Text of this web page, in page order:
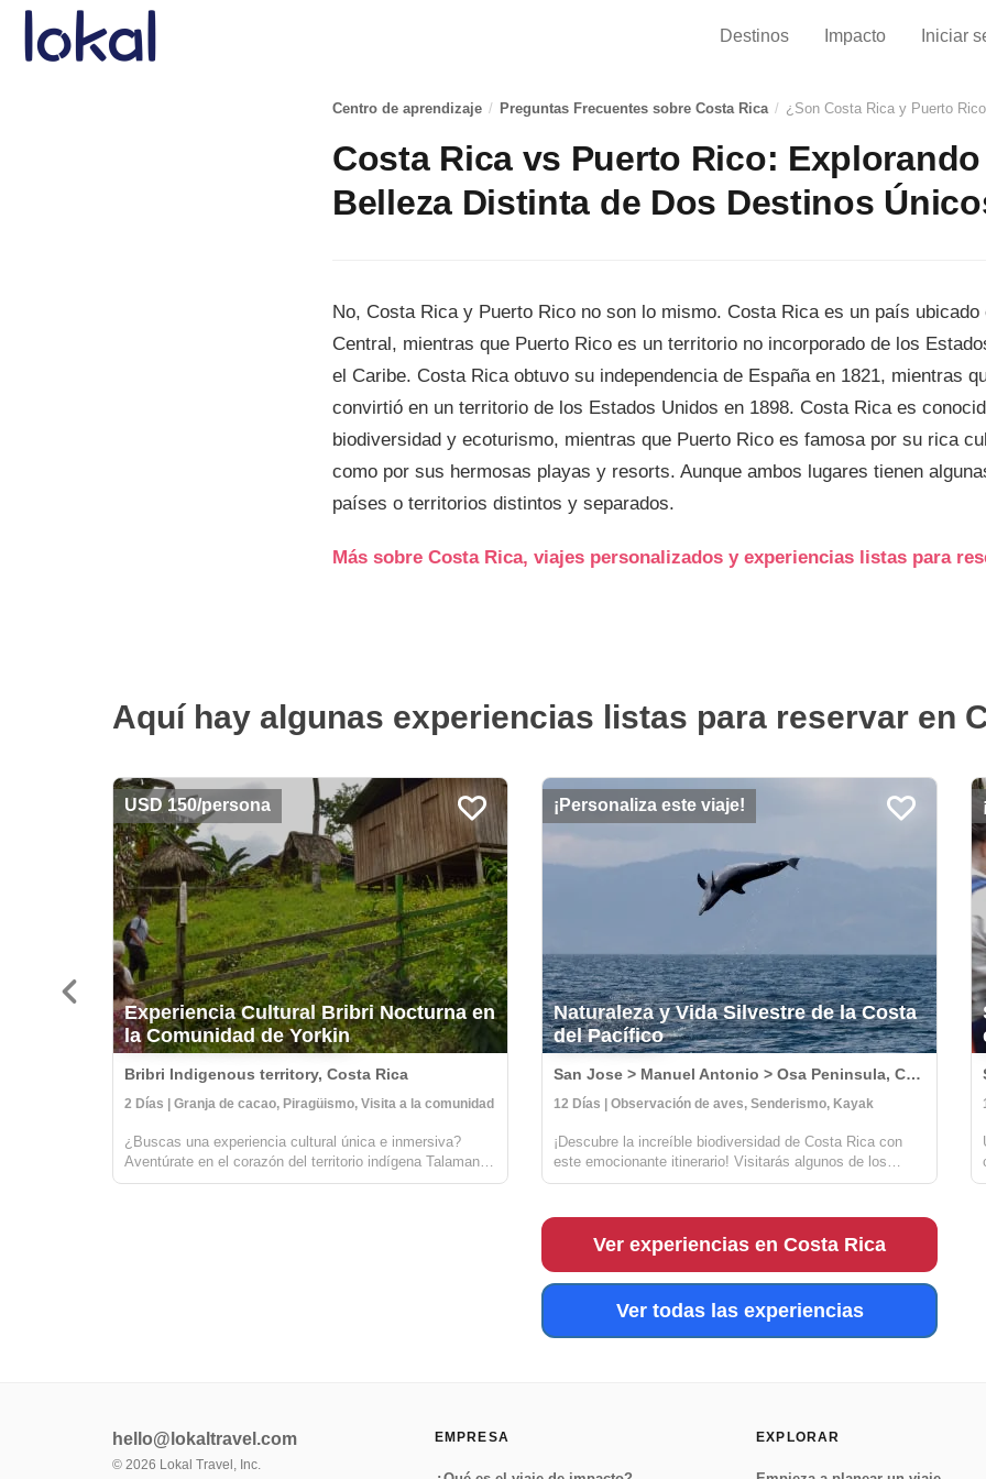
Skip to main content
Destinos
Impacto Iniciar
Centro de aprendizaje / Preguntas Frecuentes sobre Costa Rica / ¿Son Costa Rica y Puerto
Costa Rica vs Puerto Rico:
Belleza Distinta de Dos Destinos
No, Costa Rica y Puerto Rico no son lo mismo. Costa Rica es un país ubicado
Central, mientras que Puerto Rico es un territorio no incorporado de los
el Caribe. Costa Rica obtuvo su independencia de España en 1821, mientras
convirtió en un territorio de los Estados Unidos en 1898. Costa Rica es
biodiversidad y ecoturismo, mientras que Puerto Rico es famosa por su rica
como por sus hermosas playas y resorts. Aunque ambos lugares tienen
países o territorios distintos y separados.
Más sobre Costa Rica, viajes personalizados y experiencias listas para
Aquí hay algunas experiencias listas para reservar en
USD 150/persona
Experiencia Cultural Bribri Nocturna en
la Comunidad de Yorkin
Bribri Indigenous territory, Costa Rica
2 Días | Granja de cacao, Piragüismo, Visita a la comunidad
¿Buscas una experiencia cultural única e inmersiva?
Aventúrate en el corazón del territorio indígena Talamanca
en la parte alta del río Yorkin. Saliendo del pueblo de
¡Personaliza este viaje!
Naturaleza y Vida Silvestre de la Costa
del Pacífico
San Jose > Manuel Antonio > Osa Peninsula, Costa Rica
12 Días | Observación de aves, Senderismo, Kayak
¡Descubre la increíble biodiversidad de Costa Rica con
este emocionante itinerario! Visitarás algunos de los
parques nacionales más salvajes y hermosos del país,
Carara, tendrás la oportunidad de a...
Ver experiencias en Costa Rica
Ver todas las experiencias
hello@lokaltravel.com
© 2026 Lokal Travel, Inc.
EMPRESA EXPLORAR